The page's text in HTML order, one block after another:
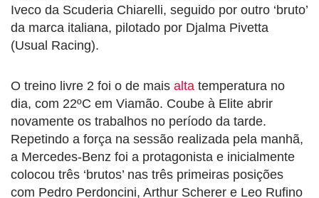
Iveco da Scuderia Chiarelli, seguido por outro ‘bruto’
da marca italiana, pilotado por Djalma Pivetta
(Usual Racing).
O treino livre 2 foi o de mais alta temperatura no
dia, com 22ºC em Viamão. Coube à Elite abrir
novamente os trabalhos no período da tarde.
Repetindo a força na sessão realizada pela manhã,
a Mercedes-Benz foi a protagonista e inicialmente
colocou três ‘brutos’ nas três primeiras posições
com Pedro Perdoncini, Arthur Scherer e Leo Rufino